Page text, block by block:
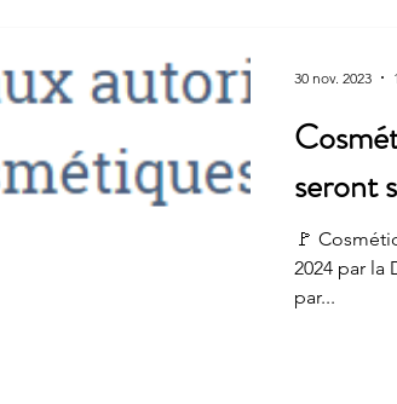
seront
🚩
2024 par la
par...
30 nov. 2023